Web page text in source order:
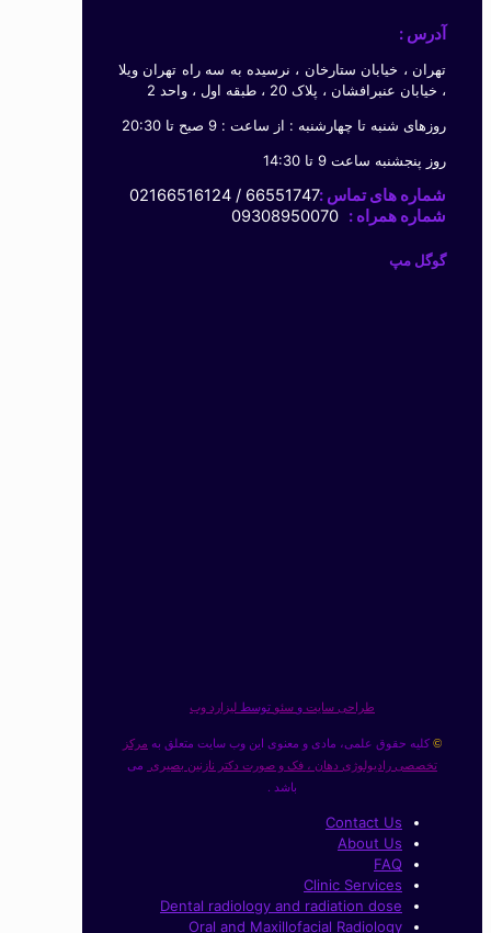
آدرس :
تهران ، خیابان ستارخان ، نرسیده به سه راه تهران ویلا
، خیابان عنبرافشان ، پلاک 20 ، طبقه اول ، واحد 2
روزهای شنبه تا چهارشنبه : از ساعت : 9 صبح تا 20:30
روز پنجشنبه ساعت 9 تا 14:30
شماره های تماس :66551747 / 02166516124
شماره همراه : 09308950070
گوگل مپ
طراحی سایت و سئو توسط لیزارد وب
© کلیه حقوق علمی، مادی و معنوی این وب سایت متعلق به مرکز
تخصصی رادیولوژی دهان ، فک و صورت دکتر نازنین بصیری
می
باشد .
Contact Us
About Us
FAQ
Clinic Services
Dental radiology and radiation dose
Oral and Maxillofacial Radiology